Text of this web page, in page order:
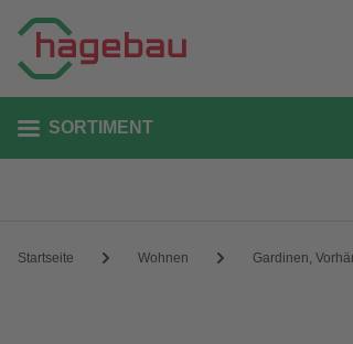
SORTIMENT
Startseite Wohnen Gardinen,